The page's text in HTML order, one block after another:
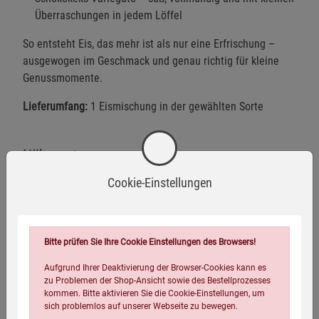
Überraschungen in jedem Löffel
So entsteht Eis, das mehr ist als nur eine Erfrischung –
ausgewogen im Geschmack und genau richtig für kleine
Genussmomente.
Lieferumfang: 1 Eismischung in der gewählten Sorte
Nährwerte
Zusatzstofffrei
Cookie-Einstellungen
Bitte prüfen Sie Ihre Cookie Einstellungen des Browsers!
Aufgrund Ihrer Deaktivierung der Browser-Cookies kann es
zu Problemen der Shop-Ansicht sowie des Bestellprozesses
kommen. Bitte aktivieren Sie die Cookie-Einstellungen, um
sich problemlos auf unserer Webseite zu bewegen.